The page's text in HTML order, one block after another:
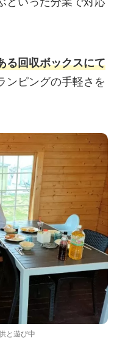
る回収ボックスにて
ンピングの手軽さを
と遊び中